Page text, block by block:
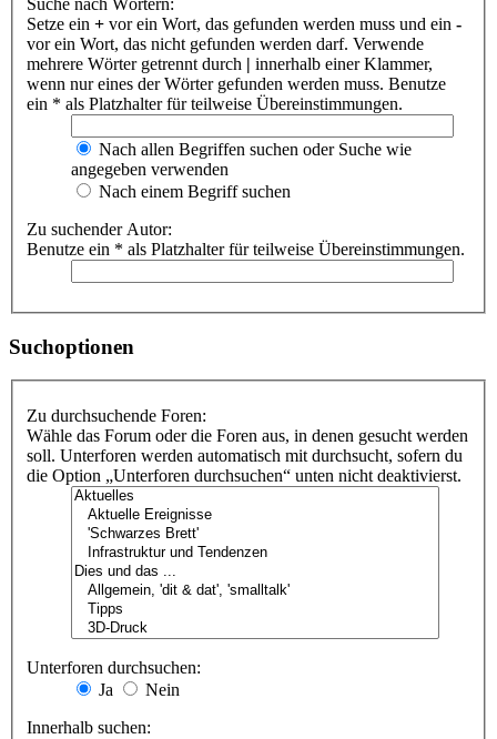
Suche nach Wörtern:
Setze ein + vor ein Wort, das gefunden werden muss und ein -
vor ein Wort, das nicht gefunden werden darf. Verwende
mehrere Wörter getrennt durch | innerhalb einer Klammer,
wenn nur eines der Wörter gefunden werden muss. Benutze
ein * als Platzhalter für teilweise Übereinstimmungen.
Nach allen Begriffen suchen oder Suche wie
angegeben verwenden
Nach einem Begriff suchen
Zu suchender Autor:
Benutze ein * als Platzhalter für teilweise Übereinstimmungen.
Suchoptionen
Zu durchsuchende Foren:
Wähle das Forum oder die Foren aus, in denen gesucht werden
soll. Unterforen werden automatisch mit durchsucht, sofern du
die Option „Unterforen durchsuchen“ unten nicht deaktivierst.
Unterforen durchsuchen:
Ja
Nein
Innerhalb suchen: